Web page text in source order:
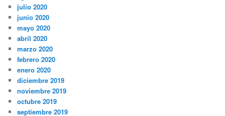
julio 2020
junio 2020
mayo 2020
abril 2020
marzo 2020
febrero 2020
enero 2020
diciembre 2019
noviembre 2019
octubre 2019
septiembre 2019